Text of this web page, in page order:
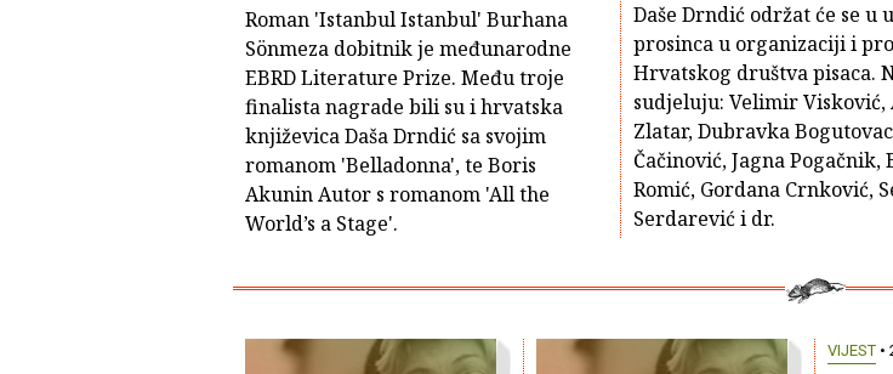
Roman 'Istanbul Istanbul' Burhana
Sönmeza dobitnik je međunarodne
EBRD Literature Prize. Među troje
finalista nagrade bili su i hrvatska
književica Daša Drndić sa svojim
romanom 'Belladonna', te Boris
Akunin Autor s romanom 'All the
World’s a Stage'.
Daše Drndić održat će se u
prosinca u organizaciji i
Hrvatskog društva pisaca.
sudjeluju: Velimir Visković,
Zlatar, Dubravka
Čačinović, Jagna Pogačnik,
Romić, Gordana Crnković,
Serdarević i dr.
VIJEST•